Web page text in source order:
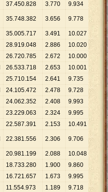
37.450.828 3.770 9.934
35.748.382 3.656 9.778
35.005.717 3.491 10.027
28.919.048 2.886 10.020
26.720.785 2.672 10.000
26.533.718 2.653 10.001
25.710.154 2.641 9.735
24.105.472 2.478 9.728
24.062.352 2.408 9.993
23.229.063 2.324 9.995
22.587.391 2.153 10.491
22.381.556 2.306 9.706
20.981.199 2.088 10.048
18.733.280 1.900 9.860
16.721.657 1.673 9.995
11.554.973 1.189 9.718